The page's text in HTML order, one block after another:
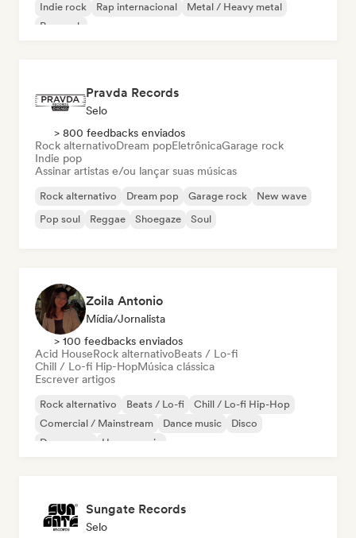
Indie rock
Rap internacional
Metal / Heavy metal
Pop rock
Pravda Records
Selo
> 800 feedbacks enviados
Rock alternativoDream popEletrônicaGarage rock
Indie pop
Assinar artistas e/ou lançar suas músicas
Rock alternativo Dream pop Garage rock
New wave
Pop soul
Reggae Shoegaze Soul
Zoila Antonio
Mídia/Jornalista
> 100 feedbacks enviados
Acid HouseRock alternativoBeats / Lo-fi
Chill / Lo-fi Hip-HopMúsica clássica
Escrever artigos
Rock alternativo Beats / Lo-fi
Chill / Lo-fi Hip-Hop
Comercial / Mainstream
Dance music
Disco
Dream pop
House music
Sungate Records
Selo